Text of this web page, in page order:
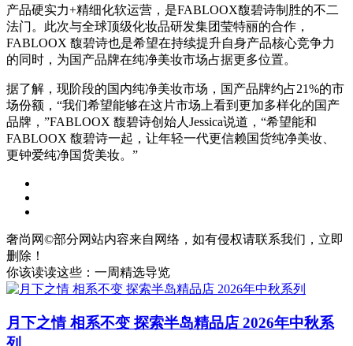
产品硬实力+精细化软运营，是FABLOOX馥碧诗制胜的不二
法门。此次与全球顶级化妆品研发集团莹特丽的合作，
FABLOOX 馥碧诗也是希望在持续提升自身产品核心竞争力
的同时，为国产品牌在纯净美妆市场占据更多位置。
据了解，现阶段的国内纯净美妆市场，国产品牌约占21%的市
场份额，“我们希望能够在这片市场上看到更加多样化的国产
品牌，”FABLOOX 馥碧诗创始人Jessica说道，“希望能和
FABLOOX 馥碧诗一起，让年轻一代更信赖国货纯净美妆、
更钟爱纯净国货美妆。”
奢尚网©部分网站内容来自网络，如有侵权请联系我们，立即
删除！
你该读读这些：一周精选导览
月下之情 相系不变 探索半岛精品店 2026年中秋系